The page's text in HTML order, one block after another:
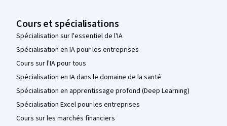
Cours et spécialisations
Spécialisation sur l'essentiel de l'IA
Spécialisation en IA pour les entreprises
Cours sur l'IA pour tous
Spécialisation en IA dans le domaine de la santé
Spécialisation en apprentissage profond (Deep Learning)
Spécialisation Excel pour les entreprises
Cours sur les marchés financiers